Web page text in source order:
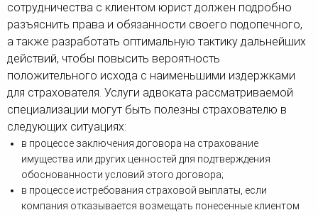
сотрудничества с клиентом юрист должен подробно
разъяснить права и обязанности своего подопечного,
а также разработать оптимальную тактику дальнейших
действий, чтобы повысить вероятность
положительного исхода с наименьшими издержками
для страхователя. Услуги адвоката рассматриваемой
специализации могут быть полезны страхователю в
следующих ситуациях:
в процессе заключения договора на страхование
имущества или других ценностей для подтверждения
обоснованности условий этого договора;
в процессе истребования страховой выплаты, если
компания отказывается возмещать понесенные клиентом